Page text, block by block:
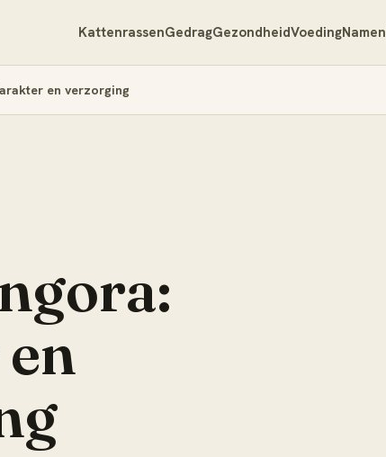
KattenrassenGedragGezondheidVoedingNamen
en verzorging